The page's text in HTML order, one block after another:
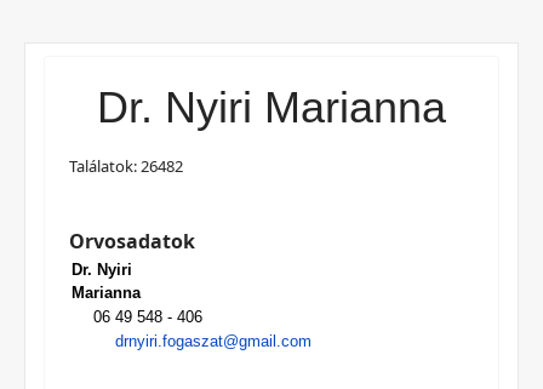
Dr. Nyiri Marianna
Találatok: 26482
Orvosadatok
Dr. Nyiri
Marianna
06 49 548 - 406
drnyiri.fogaszat@gmail.com